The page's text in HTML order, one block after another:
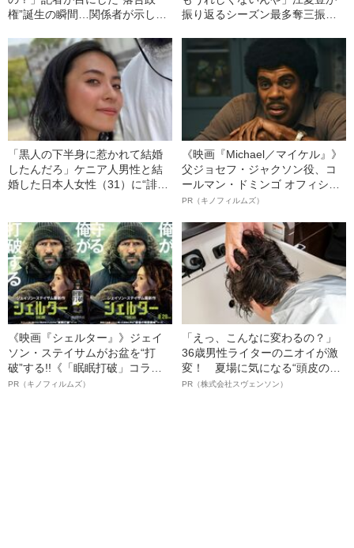
権”誕生の瞬間…関係者が示し
振り返るシーズン最多奪三振数
「黒人の下半身に惹かれて結婚
したんだろ」ケニア人男性と結
婚した日本人女性（31）に“誹謗
《映画『Michael／マイケル』》
父ジョセフ・ジャクソン役、コ
ールマン・ドミンゴ オフィシャ
ルインタビュー“観客を魅了した
語る”《日本興収70億円突破》
PR（キノフィルムズ）
《映画『シェルター』》ジェイ
ソン・ステイサムがお盆を“打
破”する!!《「眠眠打破」コラ
ボ》
PR（キノフィルムズ）
「えっ、こんなに変わるの？」
36歳男性ライターのニオイが激
変！ 夏場に気になる“頭皮のニ
オイ”や“ベタつき”を解消す
PR（株式会社スヴェンソン）